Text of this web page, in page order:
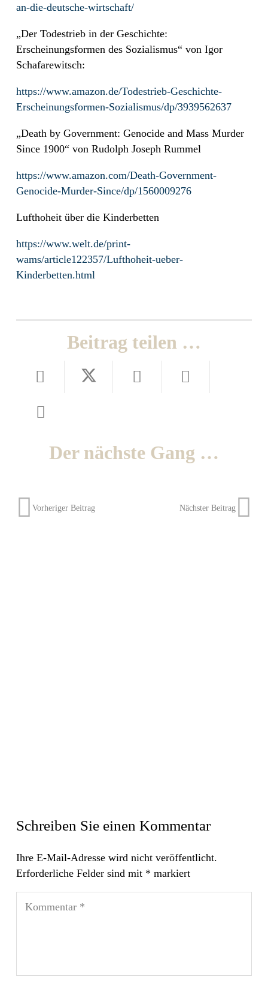
an-die-deutsche-wirtschaft/
„Der Todestrieb in der Geschichte:
Erscheinungsformen des Sozialismus“ von Igor
Schafarewitsch:
https://www.amazon.de/Todestrieb-Geschichte-
Erscheinungsformen-Sozialismus/dp/3939562637
„Death by Government: Genocide and Mass Murder
Since 1900“ von Rudolph Joseph Rummel
https://www.amazon.com/Death-Government-
Genocide-Murder-Since/dp/1560009276
Lufthoheit über die Kinderbetten
https://www.welt.de/print-
wams/article122357/Lufthoheit-ueber-
Kinderbetten.html
Beitrag teilen …
Der nächste Gang …
Vorheriger Beitrag Nächster Beitrag
Schreiben Sie einen Kommentar
Ihre E-Mail-Adresse wird nicht veröffentlicht.
Erforderliche Felder sind mit * markiert